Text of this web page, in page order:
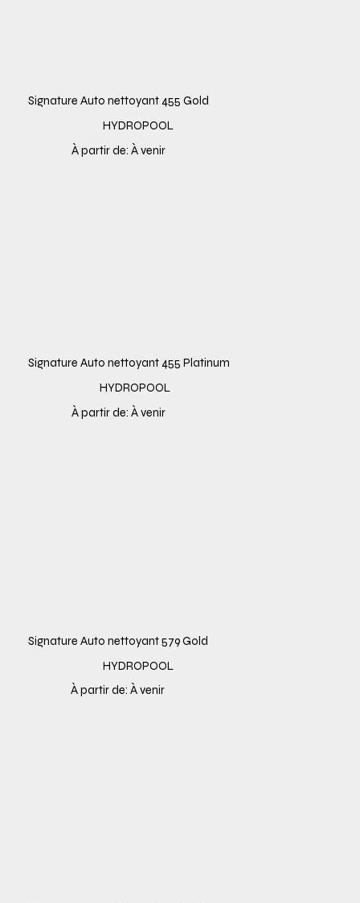
Signature Auto nettoyant 455 Gold
HYDROPOOL
Signature Auto nettoyant 455 Platinum
À partir de: À venir
À partir de: À venir
HYDROPOOL
Signature Auto nettoyant 579 Gold
À partir de: À venir
HYDROPOOL